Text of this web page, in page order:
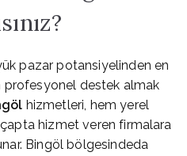
pazar potansiyelinden en
profesyonel destek almak
hizmetleri, hem yerel
hizmet veren firmalara
Bingöl bölgesindeda